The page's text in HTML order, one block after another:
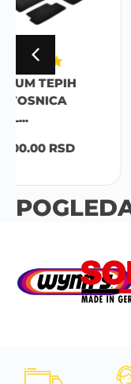
RIGUM TEPIH
PATOSNICA
2,800.00